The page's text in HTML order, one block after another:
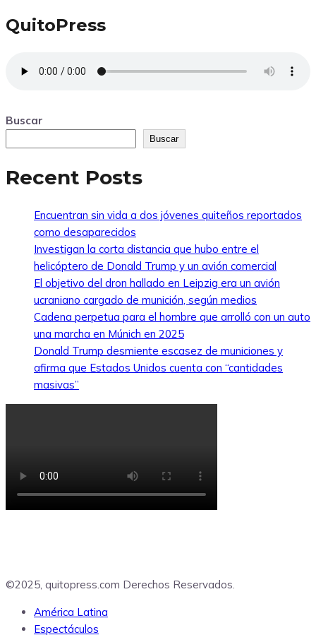
QuitoPress
Buscar
Buscar
Recent Posts
Encuentran sin vida a dos jóvenes quiteños reportados
como desaparecidos
Investigan la corta distancia que hubo entre el
helicóptero de Donald Trump y un avión comercial
El objetivo del dron hallado en Leipzig era un avión
ucraniano cargado de munición, según medios
Cadena perpetua para el hombre que arrolló con un auto
una marcha en Múnich en 2025
Donald Trump desmiente escasez de municiones y
afirma que Estados Unidos cuenta con “cantidades
masivas”
©2025, quitopress.com Derechos Reservados.
América Latina
Espectáculos